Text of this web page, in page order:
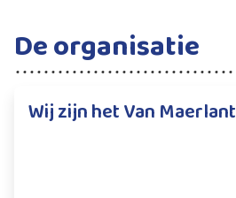
De organisatie
Wij zijn het Van Maerlant